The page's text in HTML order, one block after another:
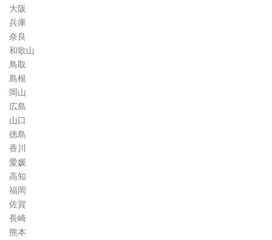
大阪
兵庫
奈良
和歌山
鳥取
島根
岡山
広島
山口
徳島
香川
愛媛
高知
福岡
佐賀
長崎
熊本